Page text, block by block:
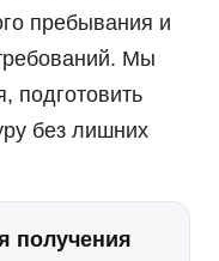
пребывания и
Мы
подготовить
без лишних
получения